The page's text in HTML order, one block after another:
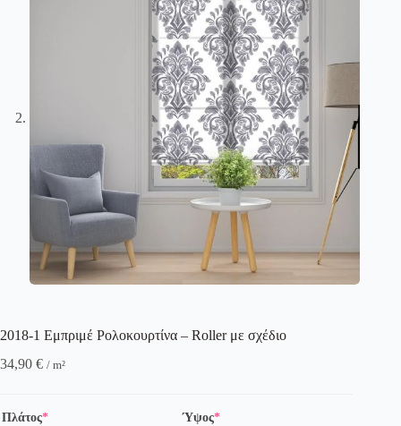
2018-1 Εμπριμέ Ρολοκουρτίνα – Roller με σχέδιο
34,90 € / m²
Πλάτος*(required) Ύψος*(required)